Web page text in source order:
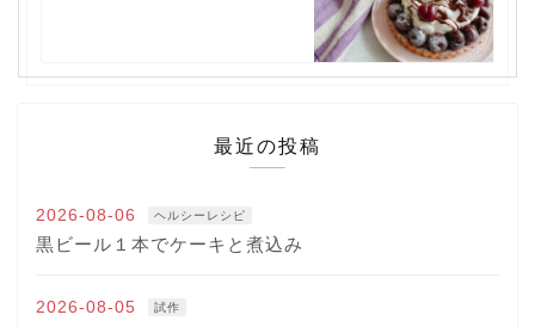
最近の投稿
2026-08-06 ヘルシーレシピ
黒ビール１本でケーキと煮込み
2026-08-05 試作